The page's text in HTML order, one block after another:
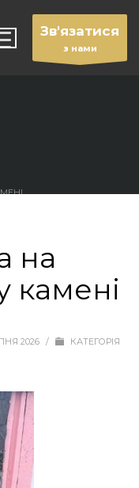
Зв'язатися
з нами
на
камені
2026 /
КАТЕГОРІЯ